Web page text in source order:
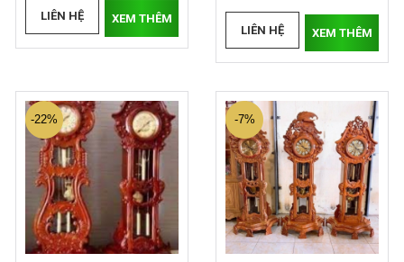
LIÊN HỆ XEM THÊM
LIÊN HỆ XEM THÊM
-22% -7%